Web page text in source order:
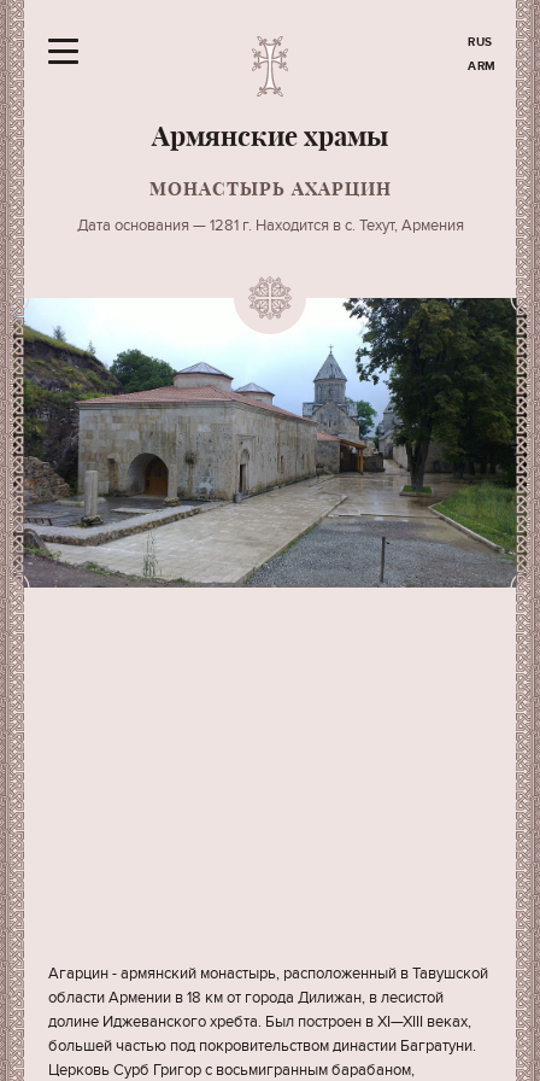
RUS
ARM
Армянские храмы
МОНАСТЫРЬ АХАРЦИН
Дата основания — 1281 г. Находится в с. Техут, Армения
Агарцин - армянский монастырь, расположенный в Тавушской
области Армении в 18 км от города Дилижан, в лесистой
долине Иджеванского хребта. Был построен в XI—XIII веках,
большей частью под покровительством династии Багратуни.
Церковь Сурб Григор с восьмигранным барабаном,